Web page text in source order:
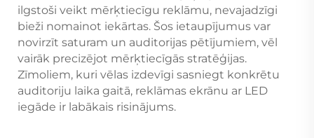
ilgstoši veikt mērķtiecīgu reklāmu, nevajadzīgi
bieži nomainot iekārtas. Šos ietaupījumus var
novirzīt saturam un auditorijas pētījumiem, vēl
vairāk precizējot mērķtiecīgās stratēģijas.
Zīmoliem, kuri vēlas izdevīgi sasniegt konkrētu
auditoriju laika gaitā, reklāmas ekrānu ar LED
iegāde ir labākais risinājums.